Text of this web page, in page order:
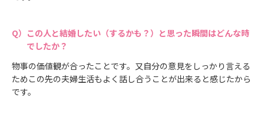
この人と結婚したい（するかも？）と思った瞬間はどんな時
でしたか？
物事の価値観が合ったことです。又自分の意見をしっかり言える
ためこの先の夫婦生活もよく話し合うことが出来ると感じたから
です。